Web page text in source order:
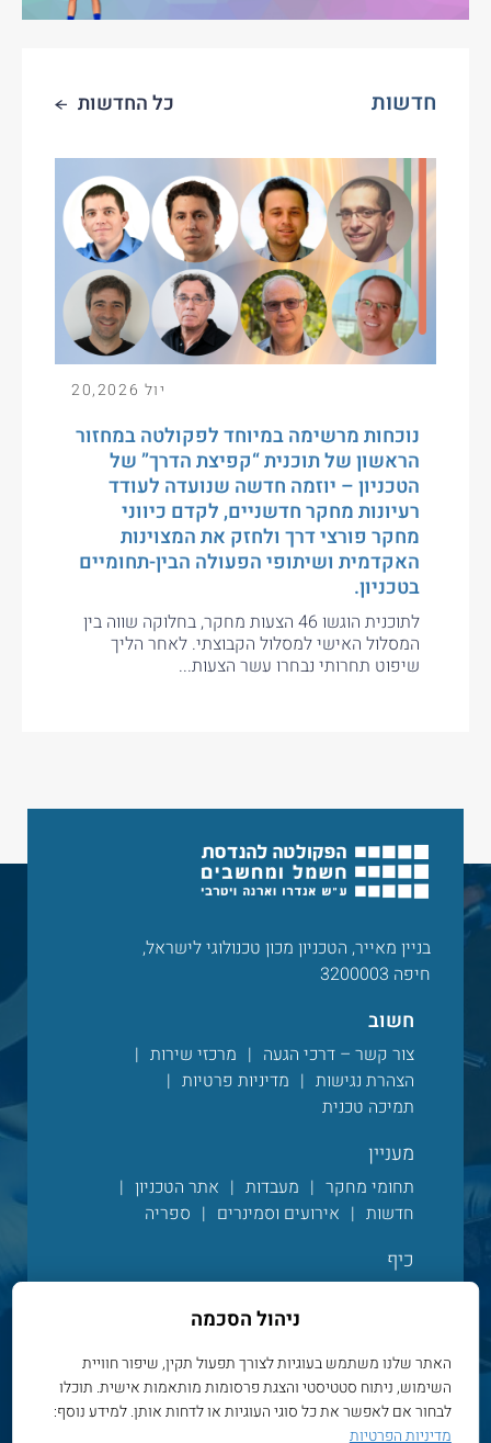
חדשות כל החדשות
יול 20,2026
נוכחות מרשימה במיוחד לפקולטה במחזור
הראשון של תוכנית “קפיצת הדרך” של
הטכניון – יוזמה חדשה שנועדה לעודד
רעיונות מחקר חדשניים, לקדם כיווני
מחקר פורצי דרך ולחזק את המצוינות
האקדמית ושיתופי הפעולה הבין-תחומיים
בטכניון.
לתוכנית הוגשו 46 הצעות מחקר, בחלוקה שווה בין
המסלול האישי למסלול הקבוצתי. לאחר הליך
שיפוט תחרותי נבחרו עשר הצעות...
בניין מאייר, הטכניון מכון טכנולוגי לישראל,
חיפה 3200003
חשוב
צור קשר – דרכי הגעה
מרכזי שירות
הצהרת נגישות
מדיניות פרטיות
תמיכה טכנית
מעניין
תחומי מחקר מעבדות
אתר הטכניון
חדשות
אירועים וסמינרים ספריה
כיף
סרטונים
Powered by Web3D
ניהול הסכמה
האתר שלנו משתמש בעוגיות לצורך תפעול תקין, שיפור חוויית
השימוש, ניתוח סטטיסטי והצגת פרסומות מותאמות אישית. תוכלו
לבחור אם לאפשר את כל סוגי העוגיות או לדחות אותן. למידע נוסף:
מדיניות הפרטיות